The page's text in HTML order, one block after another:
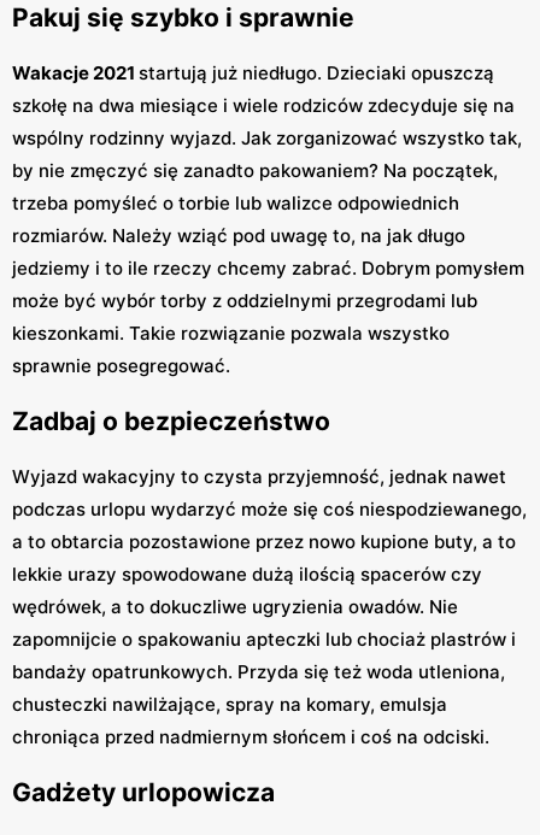
Pakuj się szybko i sprawnie
Wakacje 2021 startują już niedługo. Dzieciaki opuszczą
szkołę na dwa miesiące i wiele rodziców zdecyduje się na
wspólny rodzinny wyjazd. Jak zorganizować wszystko tak,
by nie zmęczyć się zanadto pakowaniem? Na początek,
trzeba pomyśleć o torbie lub walizce odpowiednich
rozmiarów. Należy wziąć pod uwagę to, na jak długo
jedziemy i to ile rzeczy chcemy zabrać. Dobrym pomysłem
może być wybór torby z oddzielnymi przegrodami lub
kieszonkami. Takie rozwiązanie pozwala wszystko
sprawnie posegregować.
Zadbaj o bezpieczeństwo
Wyjazd wakacyjny to czysta przyjemność, jednak nawet
podczas urlopu wydarzyć może się coś niespodziewanego,
a to obtarcia pozostawione przez nowo kupione buty, a to
lekkie urazy spowodowane dużą ilością spacerów czy
wędrówek, a to dokuczliwe ugryzienia owadów. Nie
zapomnijcie o spakowaniu apteczki lub chociaż plastrów i
bandaży opatrunkowych. Przyda się też woda utleniona,
chusteczki nawilżające, spray na komary, emulsja
chroniąca przed nadmiernym słońcem i coś na odciski.
Gadżety urlopowicza